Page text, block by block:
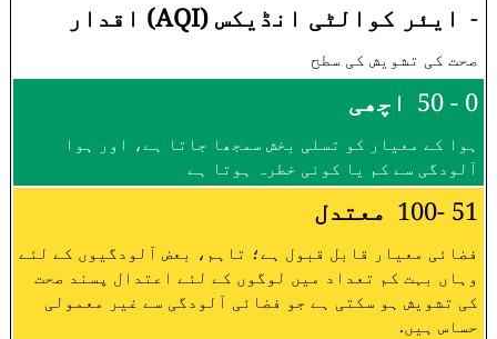
- ایئر کوالٹی انڈیکس (AQI) اقدار
صحت کی تشویش کی سطح
0 - 50 اچھی
ہوا کے معیار کو تسلی بخش سمجھا جاتا ہے، اور ہوا
آلودگی سے کم یا کوئی خطرہ ہوتا ہے
51 -100 معتدل
فضائی معیار قابل قبول ہے؛ تاہم، بعض آلودگیوں کے لئے
وہاں بہت کم تعداد میں لوگوں کے لئے اعتدال پسند صحت
کی تشویش ہو سکتی ہے جو فضائی آلودگی سے غیر معمولی
حساس ہیں.